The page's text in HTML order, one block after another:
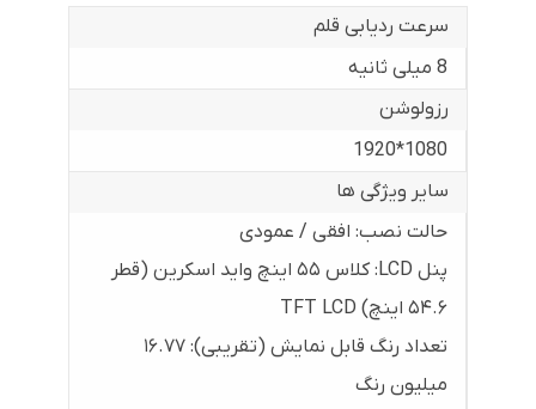
سرعت ردیابی قلم
8 میلی ثانیه
رزولوشن
1080*1920
سایر ویژگی ها
حالت نصب: افقی / عمودی
پنل LCD: کلاس ۵۵ اینچ واید اسکرین (قطر
۵۴.۶ اینچ) TFT LCD
تعداد رنگ قابل نمایش (تقریبی): ۱۶.۷۷
میلیون رنگ